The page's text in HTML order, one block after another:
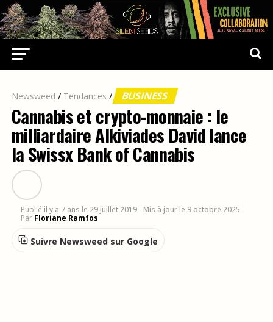
Newsweed / Tendances / BUSINESS
Cannabis et crypto-monnaie : le
milliardaire Alkiviades David lance
la Swissx Bank of Cannabis
Publié il y a 7 ans le 29 juillet 2019 - Mis à jour le 9 octobre 2025
Par Floriane Ramfos
Suivre Newsweed sur Google